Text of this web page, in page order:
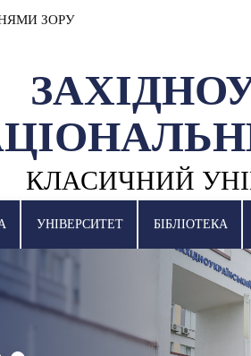
ЗОРУ
КЛАСИЧНИЙ
УНІВЕРСИТЕТ БІБЛІОТЕКА